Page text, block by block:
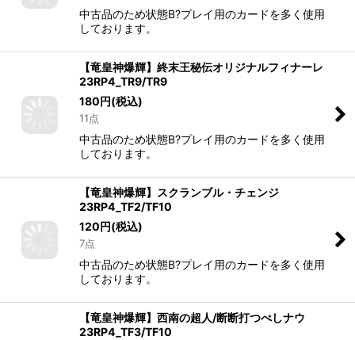
中古品のため状態B?プレイ用のカードを多く使用
しております。
【竜皇神爆輝】終末王秘伝オリジナルフィナーレ
23RP4_TR9/TR9
180円(税込)
11点
中古品のため状態B?プレイ用のカードを多く使用
しております。
【竜皇神爆輝】スクランブル・チェンジ
23RP4_TF2/TF10
120円(税込)
7点
中古品のため状態B?プレイ用のカードを多く使用
しております。
【竜皇神爆輝】西南の超人/断断打つべしナウ
23RP4_TF3/TF10